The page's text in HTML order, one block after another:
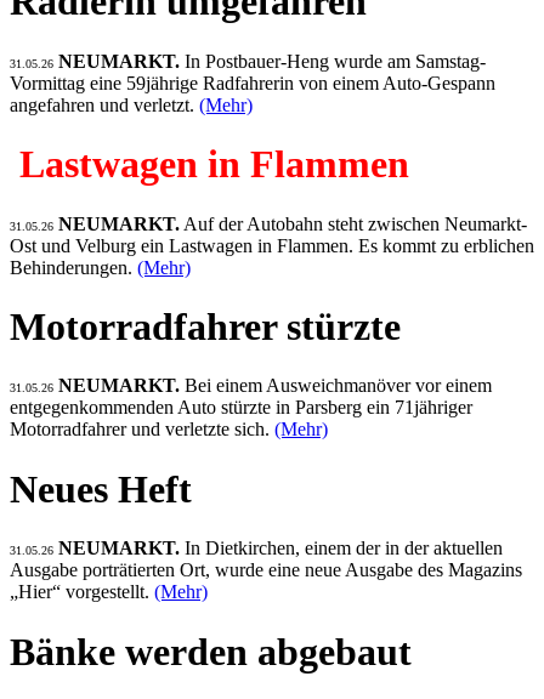
31.05.26 NEUMARKT. In Postbauer-Heng wurde am Samstag-
Vormittag eine 59jährige Radfahrerin von einem Auto-Gespann
angefahren und verletzt. (Mehr)
Lastwagen in Flammen
31.05.26 NEUMARKT. Auf der Autobahn steht zwischen Neumarkt-
Ost und Velburg ein Lastwagen in Flammen. Es kommt zu erblichen
Behinderungen. (Mehr)
Motorradfahrer stürzte
31.05.26 NEUMARKT. Bei einem Ausweichmanöver vor einem
entgegenkommenden Auto stürzte in Parsberg ein 71jähriger
Motorradfahrer und verletzte sich. (Mehr)
Neues Heft
31.05.26 NEUMARKT. In Dietkirchen, einem der in der aktuellen
Ausgabe porträtierten Ort, wurde eine neue Ausgabe des Magazins
„Hier“ vorgestellt. (Mehr)
Bänke werden abgebaut